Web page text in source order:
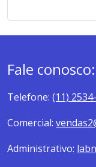
Fale conosco:
Telefone: (11)
Comercial:
Administrativo: